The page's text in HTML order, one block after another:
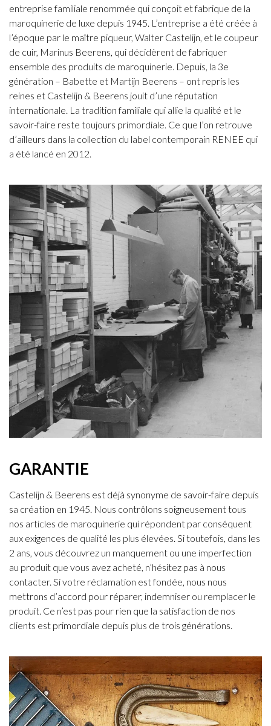
entreprise familiale renommée qui conçoit et fabrique de la
maroquinerie de luxe depuis 1945. L’entreprise a été créée à
l’époque par le maître piqueur, Walter Castelijn, et le coupeur
de cuir, Marinus Beerens, qui décidèrent de fabriquer
ensemble des produits de maroquinerie. Depuis, la 3e
génération – Babette et Martijn Beerens – ont repris les
reines et Castelijn & Beerens jouit d’une réputation
internationale. La tradition familiale qui allie la qualité et le
savoir-faire reste toujours primordiale. Ce que l’on retrouve
d’ailleurs dans la collection du label contemporain RENEE qui
a été lancé en 2012.
GARANTIE
Castelijn & Beerens est déjà synonyme de savoir-faire depuis
sa création en 1945. Nous contrôlons soigneusement tous
nos articles de maroquinerie qui répondent par conséquent
aux exigences de qualité les plus élevées. Si toutefois, dans les
2 ans, vous découvrez un manquement ou une imperfection
au produit que vous avez acheté, n’hésitez pas à nous
contacter. Si votre réclamation est fondée, nous nous
mettrons d’accord pour réparer, indemniser ou remplacer le
produit. Ce n’est pas pour rien que la satisfaction de nos
clients est primordiale depuis plus de trois générations.